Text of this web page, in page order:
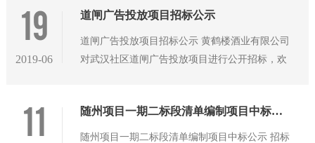
19
2019-06
道闸广告投放项目招标公示
道闸广告投放项目招标公示 黄鹤楼酒业有限公司
对武汉社区道闸广告投放项目进行公开招标，欢
2、项目名称：社区道闸广告投放 3、招标人名
称：黄鹤楼酒业有限公司 4、项目地点：机关单
11 随州项目一期二标段清单编制项目中标公示
随州项目一期二标段清单编制项目中标公示 招标